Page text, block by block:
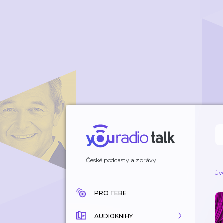
České podcasty a zprávy
PRO TEBE
AUDIOKNIHY